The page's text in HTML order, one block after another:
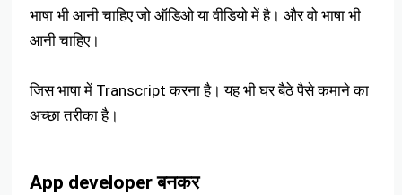
भाषा भी आनी चाहिए जो ऑडिओ या वीडियो में है। और वो भाषा भी
आनी चाहिए।
जिस भाषा में Transcript करना है। यह भी घर बैठे पैसे कमाने का
अच्छा तरीका है।
App developer बनकर